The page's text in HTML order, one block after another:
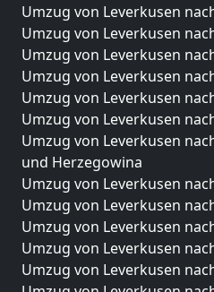
Umzug von Leverkusen
Umzug von Leverkusen
Umzug von Leverkusen
Umzug von Leverkusen
Umzug von Leverkusen
Umzug von Leverkusen
Umzug von Leverkusen
und Herzegowina
Umzug von Leverkusen
Umzug von Leverkusen
Umzug von Leverkusen
Umzug von Leverkusen
Umzug von Leverkusen